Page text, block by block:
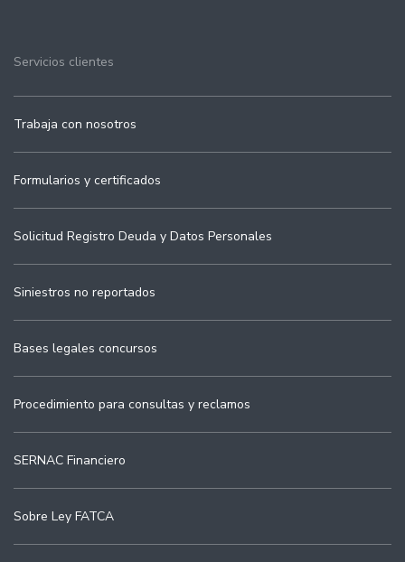
Servicios clientes
Trabaja con nosotros
Formularios y certificados
Solicitud Registro Deuda y Datos Personales
Siniestros no reportados
Bases legales concursos
Procedimiento para consultas y reclamos
SERNAC Financiero
Sobre Ley FATCA